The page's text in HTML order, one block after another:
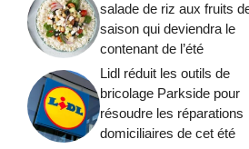
salade de riz aux fruits
saison qui deviendra le
contenant de l’été
Lidl réduit les outils de
bricolage Parkside pour
résoudre les réparations
domiciliaires de cet été